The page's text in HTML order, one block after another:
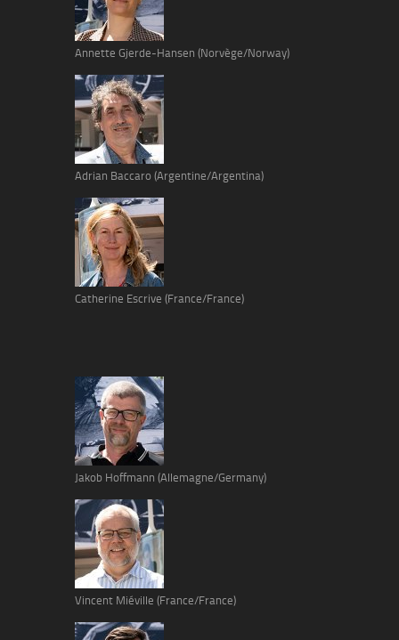
Annette Gjerde-Hansen (Norvège/Norway)
Adrian Baccaro (Argentine/Argentina)
Catherine Escrive (France/France)
Jakob Hoffmann (Allemagne/Germany)
Vincent Miéville (France/France)